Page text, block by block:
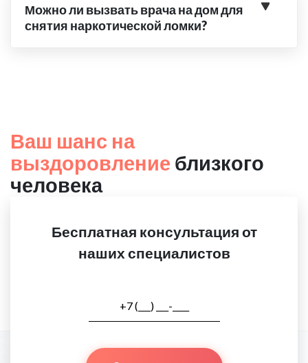
Можно ли вызвать врача на дом для
снятия наркотической ломки?
Ваш шанс на
выздоровление близкого
человека
Бесплатная консультация от
наших специалистов